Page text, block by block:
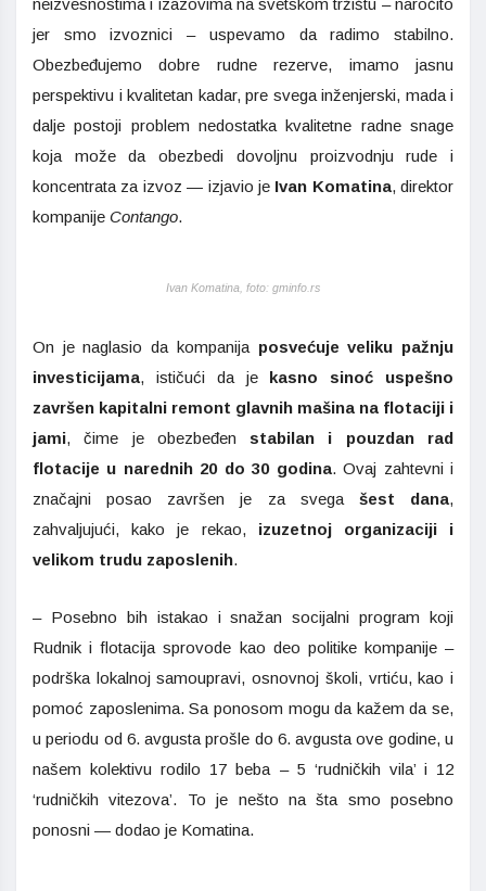
jer smo izvoznici – uspevamo da radimo stabilno.
Obezbeđujemo dobre rudne rezerve, imamo jasnu
perspektivu i kvalitetan kadar, pre svega inženjerski, mada i
dalje postoji problem nedostatka kvalitetne radne snage
koja može da obezbedi dovoljnu proizvodnju rude i
koncentrata za izvoz — izjavio je Ivan Komatina, direktor
kompanije Contango.
Ivan Komatina, foto: gminfo.rs
On je naglasio da kompanija posvećuje veliku pažnju
investicijama, ističući da je kasno sinoć uspešno
završen kapitalni remont glavnih mašina na flotaciji i
jami, čime je obezbeđen stabilan i pouzdan rad
flotacije u narednih 20 do 30 godina. Ovaj zahtevni i
značajni posao završen je za svega šest dana,
zahvaljujući, kako je rekao, izuzetnoj organizaciji i
velikom trudu zaposlenih.
– Posebno bih istakao i snažan socijalni program koji
Rudnik i flotacija sprovode kao deo politike kompanije –
podrška lokalnoj samoupravi, osnovnoj školi, vrtiću, kao i
pomoć zaposlenima. Sa ponosom mogu da kažem da se,
u periodu od 6. avgusta prošle do 6. avgusta ove godine, u
našem kolektivu rodilo 17 beba – 5 ‘rudničkih vila’ i 12
‘rudničkih vitezova’. To je nešto na šta smo posebno
ponosni — dodao je Komatina.